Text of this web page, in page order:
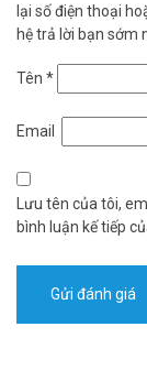
lại số điện thoại
hệ trả lời bạn sớm
Tên *
Email
Lưu tên của tôi,
bình luận kế tiếp